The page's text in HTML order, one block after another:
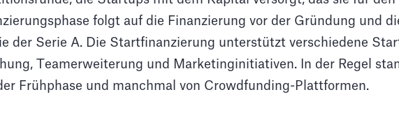
folgt auf die Finanzierung vor der Gründung und
der Serie A. Die Startfinanzierung unterstützt verschiedene
Teamerweiterung und Marketinginitiativen. In der Regel
Frühphase und manchmal von Crowdfunding-Plattformen.